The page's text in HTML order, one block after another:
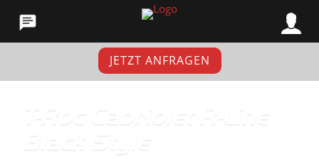
JETZT ANFRAGEN